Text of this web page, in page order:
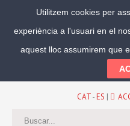
Segueix-
CAT-ES |
Utilitzem cookies per
experiència a l'usuari en el
aquest lloc assumirem que